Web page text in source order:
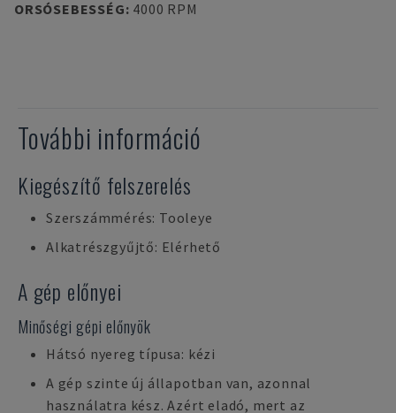
ORSÓSEBESSÉG: 4000 RPM
További információ
Kiegészítő felszerelés
Szerszámmérés: Tooleye
Alkatrészgyűjtő: Elérhető
A gép előnyei
Minőségi gépi előnyök
Hátsó nyereg típusa: kézi
A gép szinte új állapotban van, azonnal
használatra kész. Azért eladó, mert az